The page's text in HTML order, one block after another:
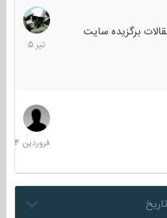
برگزیده سایت
16
تیر
1405
29
فروردین
1404